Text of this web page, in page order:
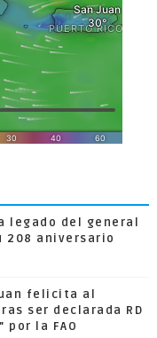
legado del general
208 aniversario
felicita al
ser declarada RD
la FAO